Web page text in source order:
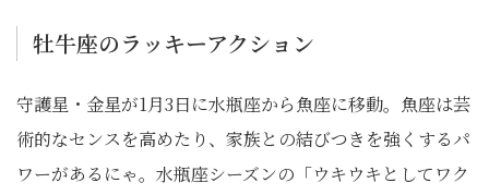
牡牛座のラッキーアクション
守護星・金星が1月3日に水瓶座から魚座に移動。魚座は芸
術的なセンスを高めたり、家族との結びつきを強くするパ
ワーがあるにゃ。水瓶座シーズンの「ウキウキとしてワク